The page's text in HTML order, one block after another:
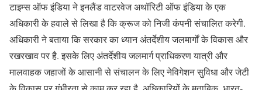
टाइम्स ऑफ इंडिया ने इनलैंड वाटरवेज अथॉरिटी ऑफ इंडिया के एक
अधिकारी के हवाले से लिखा है कि क्रूज को निजी कंपनी संचालित करेगी.
अधिकारी ने बताया कि सरकार का ध्यान अंतर्देशीय जलमार्गों के विकास और
रखरखाव पर है. इसके लिए अंतर्देशीय जलमार्ग प्राधिकरण यात्री और
मालवाहक जहाजों के आसानी से संचालन के लिए नेविगेशन सुविधा और जेटी